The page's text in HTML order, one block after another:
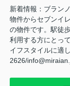
新着情報：ブラン
物件からセブンイ
の物件です。駅徒
利用する方にとっ
イフスタイルに適
2626/